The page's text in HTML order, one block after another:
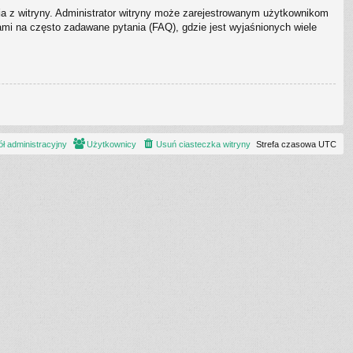
witryny. Administrator witryny może zarejestrowanym użytkownikom
na często zadawane pytania (FAQ), gdzie jest wyjaśnionych wiele
Strefa czasowa UTC
Usuń ciasteczka witryny
Użytkownicy
administracyjny